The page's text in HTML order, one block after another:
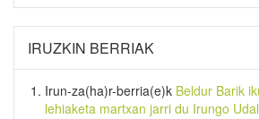
IRUZKIN BERRIAK
Irun-za(ha)r-berria(e)k Beldur Barik
lehiaketa martxan jarri du Irungo